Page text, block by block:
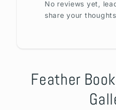
No reviews yet,
share your thoughts
Feather